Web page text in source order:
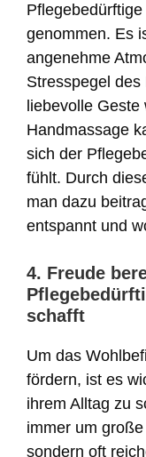
genommen. Es
angenehme
Stresspegel
liebevolle
Handmassage
sich der
fühlt. Durch
man dazu
entspannt und
4. Freude
schafft
Um das
fördern, ist es
ihrem Alltag zu
immer um
sondern oft